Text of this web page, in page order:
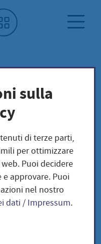
dei semi
-
/
sulla
di terze parti,
per ottimizzare
Puoi decidere
approvare. Puoi
nel nostro
dati/ Impressum.